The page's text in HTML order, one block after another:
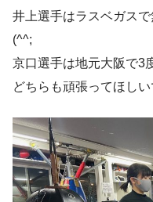
井上選手はラスベガス
(^^;
京口選手は地元大阪で3
どちらも頑張ってほしい